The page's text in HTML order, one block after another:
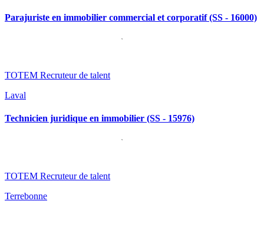
Parajuriste en immobilier commercial et corporatif (SS - 16000)
TOTEM Recruteur de talent
Laval
Technicien juridique en immobilier (SS - 15976)
TOTEM Recruteur de talent
Terrebonne